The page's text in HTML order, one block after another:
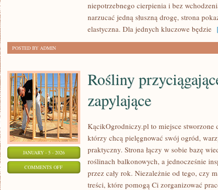
niepotrzebnego cierpienia i bez
narzucać jedną słuszną drogę, strona
elastyczna. Dla jednych kluczowe będzie
POSTED BY ADMIN
JANUARY - 5 - 2026
COMMENTS OFFON
Rośliny
zapylające
KącikOgrodniczy.pl to miejsce
którzy chcą pielęgnować swój ogród,
praktyczny. Strona łączy w sobie bazę
roślinach balkonowych, a jednocześnie
przez cały rok. Niezależnie od tego, czy
treści, które pomogą Ci zorganizować